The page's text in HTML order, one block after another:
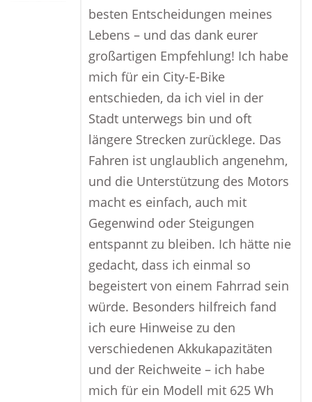
besten Entscheidungen meines
Lebens – und das dank eurer
großartigen Empfehlung! Ich habe
mich für ein City-E-Bike
entschieden, da ich viel in der
Stadt unterwegs bin und oft
längere Strecken zurücklege. Das
Fahren ist unglaublich angenehm,
und die Unterstützung des Motors
macht es einfach, auch mit
Gegenwind oder Steigungen
entspannt zu bleiben. Ich hätte nie
gedacht, dass ich einmal so
begeistert von einem Fahrrad sein
würde. Besonders hilfreich fand
ich eure Hinweise zu den
verschiedenen Akkukapazitäten
und der Reichweite – ich habe
mich für ein Modell mit 625 Wh